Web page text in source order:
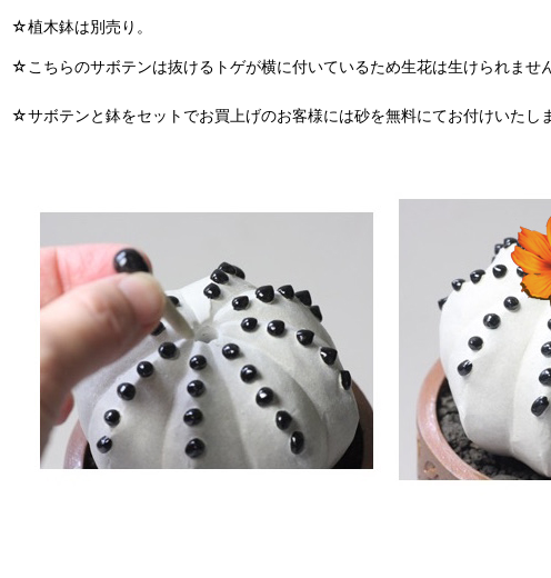
☆植木鉢は別売り。
☆こちらのサボテンは抜けるトゲが横に付いているため生花は生けられませ
☆サボテンと鉢をセットでお買上げのお客様には砂を無料にてお付けいたしま